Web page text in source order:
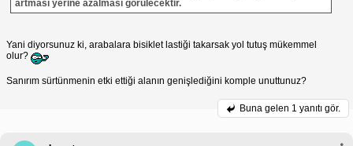
artması yerine azalması görülecektir.
Yani diyorsunuz ki, arabalara bisiklet lastiği takarsak yol tutuş mükemmel
olur?
Sanırım sürtünmenin etki ettiği alanın genişlediğini komple unuttunuz?
Buna gelen 1 yanıtı gör.